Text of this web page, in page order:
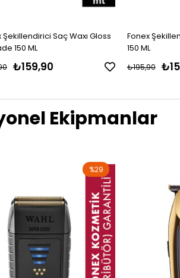
Şekillendirici Saç Waxı Gloss
150 ML
₺159,90
Fonex
150 ML
₺195,90
Ekipmanlar
%29